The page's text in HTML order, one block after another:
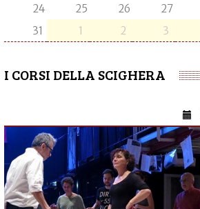
24
25 26 27
31
1 2 3
I CORSI DELLA SCIGHERA